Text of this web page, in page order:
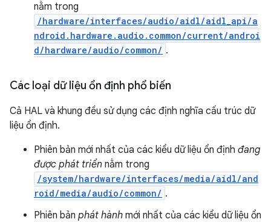
nằm trong
/hardware/interfaces/audio/aidl/aidl_api/a
ndroid.hardware.audio.common/current/androi
d/hardware/audio/common/ .
Các loại dữ liệu ổn định phổ biến
Cả HAL và khung đều sử dụng các định nghĩa cấu trúc dữ
liệu ổn định.
Phiên bản mới nhất của các kiểu dữ liệu ổn định đang
được phát triển nằm trong
/system/hardware/interfaces/media/aidl/and
roid/media/audio/common/ .
Phiên bản phát hành mới nhất của các kiểu dữ liệu ổn